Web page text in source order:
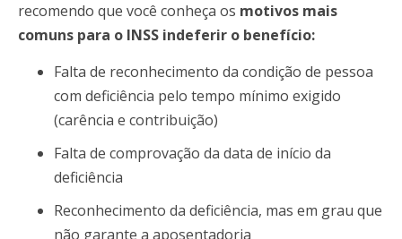
recomendo que você conheça os motivos mais
comuns para o INSS indeferir o benefício:
Falta de reconhecimento da condição de pessoa
com deficiência pelo tempo mínimo exigido
(carência e contribuição)
Falta de comprovação da data de início da
deficiência
Reconhecimento da deficiência, mas em grau que
não garante a aposentadoria